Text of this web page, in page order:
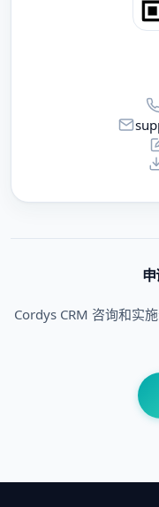
Cordys CRM 咨询和实